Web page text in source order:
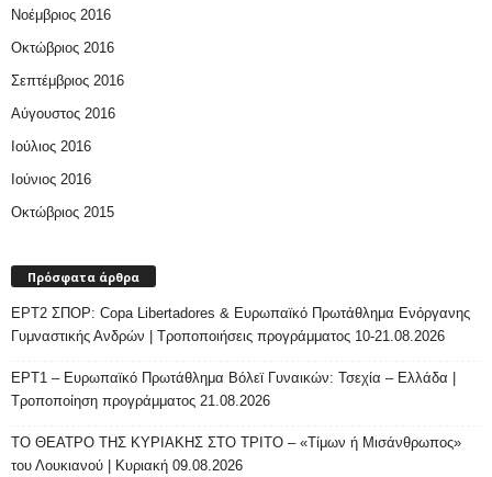
Νοέμβριος 2016
Οκτώβριος 2016
Σεπτέμβριος 2016
Αύγουστος 2016
Ιούλιος 2016
Ιούνιος 2016
Οκτώβριος 2015
Πρόσφατα άρθρα
ΕΡΤ2 ΣΠΟΡ: Copa Libertadores & Ευρωπαϊκό Πρωτάθλημα Ενόργανης
Γυμναστικής Ανδρών | Τροποποιήσεις προγράμματος 10-21.08.2026
ΕΡΤ1 – Ευρωπαϊκό Πρωτάθλημα Βόλεϊ Γυναικών: Τσεχία – Ελλάδα |
Τροποποίηση προγράμματος 21.08.2026
ΤΟ ΘΕΑΤΡΟ ΤΗΣ ΚΥΡΙΑΚΗΣ ΣΤΟ ΤΡΙΤΟ – «Τίμων ή Μισάνθρωπος»
του Λουκιανού | Κυριακή 09.08.2026